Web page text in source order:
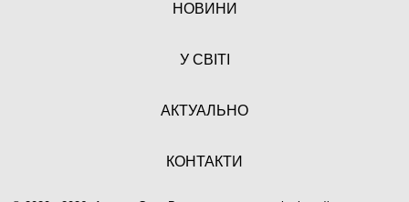
НОВИНИ
У СВІТІ
АКТУАЛЬНО
КОНТАКТИ